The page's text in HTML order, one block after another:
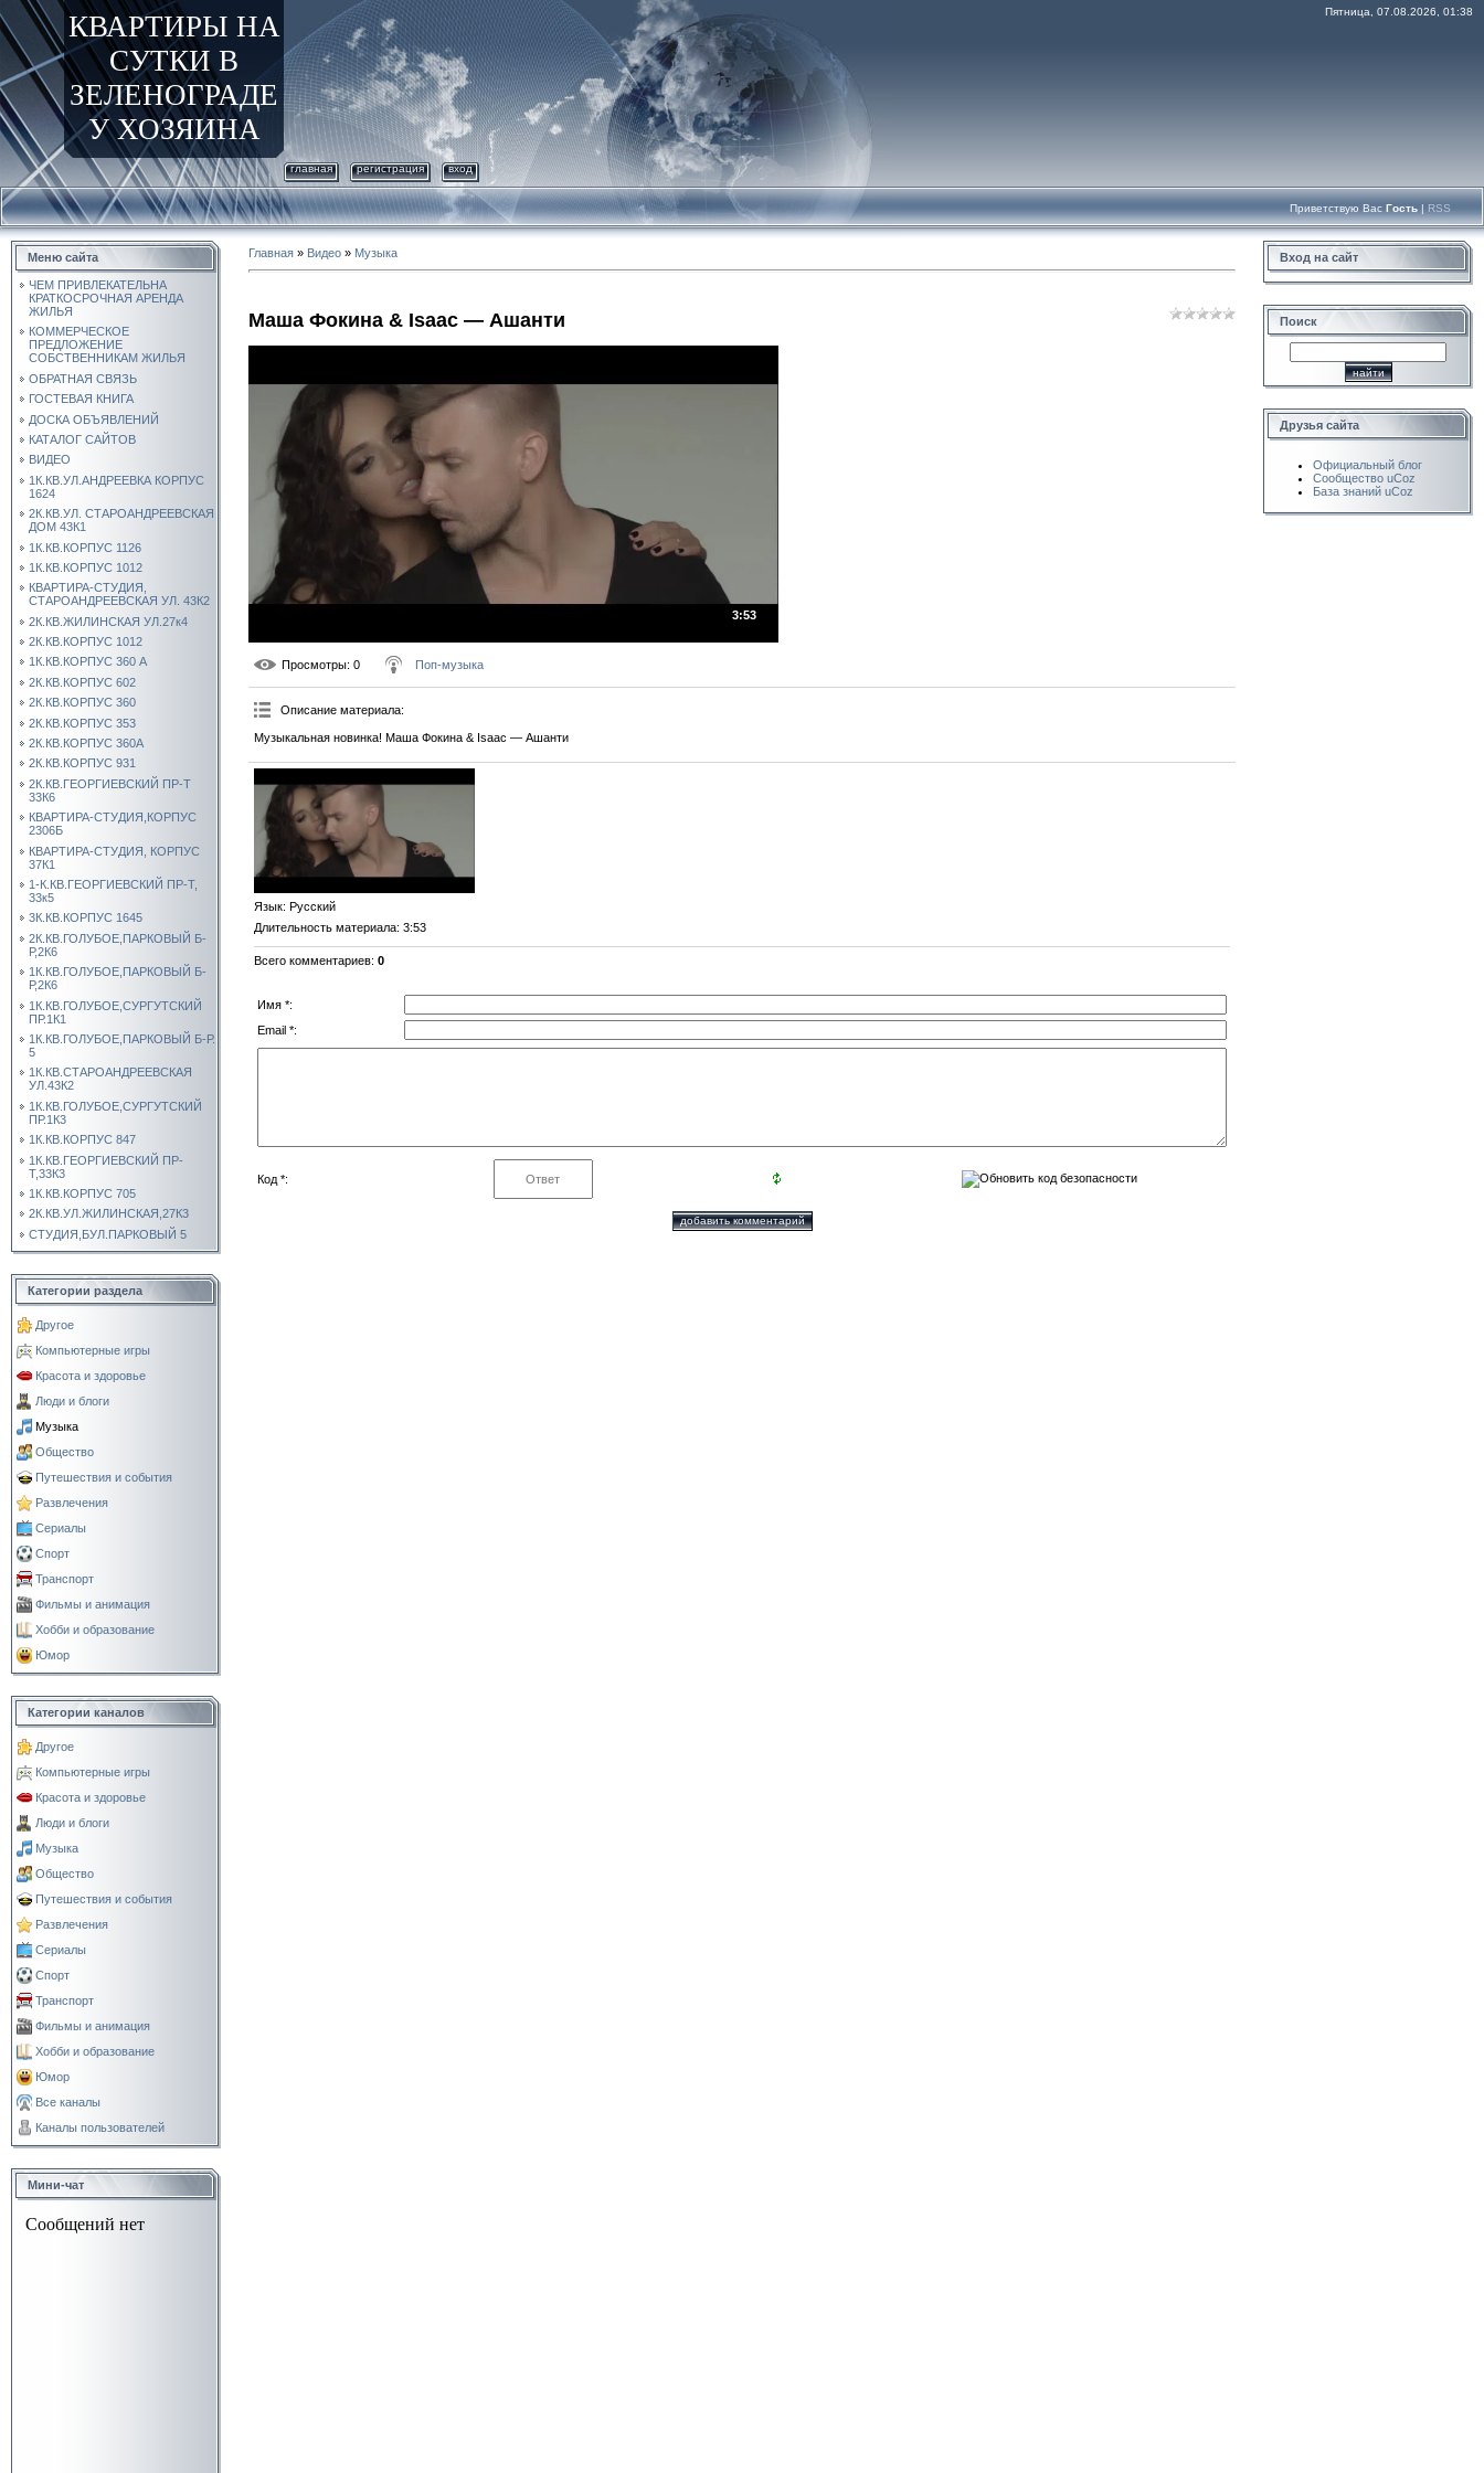
КВАРТИРЫ НА
СУТКИ В
ЗЕЛЕНОГРАДЕ
У ХОЗЯИНА
Пятница, 07.08.2026, 01:38
главная регистрация вход
Приветствую Вас Гость | RSS
Меню сайта
ЧЕМ ПРИВЛЕКАТЕЛЬНА
КРАТКОСРОЧНАЯ АРЕНДА
ЖИЛЬЯ
КОММЕРЧЕСКОЕ
ПРЕДЛОЖЕНИЕ
СОБСТВЕННИКАМ ЖИЛЬЯ
ОБРАТНАЯ СВЯЗЬ
ГОСТЕВАЯ КНИГА
ДОСКА ОБЪЯВЛЕНИЙ
КАТАЛОГ САЙТОВ
ВИДЕО
1К.КВ.УЛ.АНДРЕЕВКА КОРПУС
1624
2К.КВ.УЛ. СТАРОАНДРЕЕВСКАЯ
ДОМ 43К1
1К.КВ.КОРПУС 1126
1К.КВ.КОРПУС 1012
КВАРТИРА-СТУДИЯ,
СТАРОАНДРЕЕВСКАЯ УЛ. 43К2
2К.КВ.ЖИЛИНСКАЯ УЛ.27к4
2К.КВ.КОРПУС 1012
1К.КВ.КОРПУС 360 А
2К.КВ.КОРПУС 602
2К.КВ.КОРПУС 360
2К.КВ.КОРПУС 353
2К.КВ.КОРПУС 360А
2К.КВ.КОРПУС 931
2К.КВ.ГЕОРГИЕВСКИЙ ПР-Т
33К6
КВАРТИРА-СТУДИЯ,КОРПУС
2306Б
КВАРТИРА-СТУДИЯ, КОРПУС
37К1
1-К.КВ.ГЕОРГИЕВСКИЙ ПР-Т,
33к5
3К.КВ.КОРПУС 1645
2К.КВ.ГОЛУБОЕ,ПАРКОВЫЙ Б-
Р,2К6
1К.КВ.ГОЛУБОЕ,ПАРКОВЫЙ Б-
Р,2К6
1К.КВ.ГОЛУБОЕ,СУРГУТСКИЙ
ПР.1К1
1К.КВ.ГОЛУБОЕ,ПАРКОВЫЙ Б-Р.
5
1К.КВ.СТАРОАНДРЕЕВСКАЯ
УЛ.43К2
1К.КВ.ГОЛУБОЕ,СУРГУТСКИЙ
ПР.1К3
1К.КВ.КОРПУС 847
1К.КВ.ГЕОРГИЕВСКИЙ ПР-
Т,33К3
1К.КВ.КОРПУС 705
2К.КВ.УЛ.ЖИЛИНСКАЯ,27К3
СТУДИЯ,БУЛ.ПАРКОВЫЙ 5
Категории раздела
Другое
Компьютерные игры
Красота и здоровье
Люди и блоги
Музыка
Общество
Путешествия и события
Развлечения
Сериалы
Спорт
Транспорт
Фильмы и анимация
Хобби и образование
Юмор
Категории каналов
Другое
Компьютерные игры
Красота и здоровье
Люди и блоги
Музыка
Общество
Путешествия и события
Развлечения
Сериалы
Спорт
Транспорт
Фильмы и анимация
Хобби и образование
Юмор
Все каналы
Каналы пользователей
Мини-чат
Главная » Видео » Музыка
Маша Фокина & Isaac — Ашанти
3:53
Просмотры: 0 Поп-музыка
Описание материала:
Музыкальная новинка! Маша Фокина & Isaac — Ашанти
Язык: Русский
Длительность материала: 3:53
Всего комментариев: 0
Имя *:
Email *:
Код *:
Вход на сайт
Поиск
Друзья сайта
Официальный блог
Сообщество uCoz
База знаний uCoz